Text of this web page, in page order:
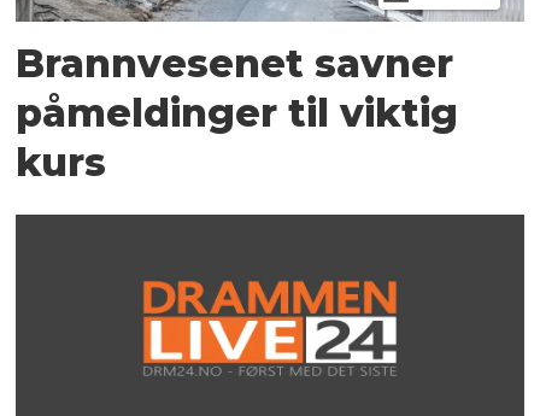
Brannvesenet savner
påmeldinger til viktig
kurs